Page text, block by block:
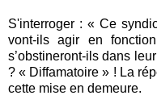
S'interroger : « Ce
vont-ils agir en
s’obstineront-ils dans
? « Diffamatoire » ! La
cette mise en demeure.